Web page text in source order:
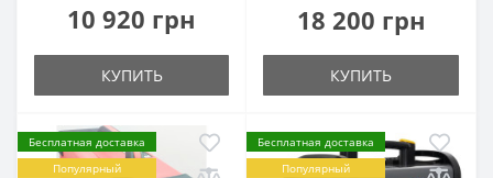
10 920 грн
КУПИТЬ
18 200 грн
КУПИТЬ
Бесплатная доставка
Популярный
Бесплатная доставка
Популярный